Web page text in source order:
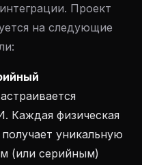
Проект
на следующие
Каждая физическая
уникальную
(или серийным)